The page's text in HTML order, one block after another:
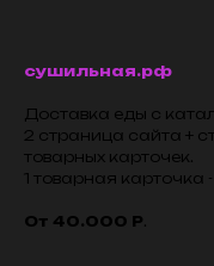
сушильная.рф
Доставка еды с
2 страница сайта +
товарных карточек.
1 товарная карточка
От 40.000 Р.